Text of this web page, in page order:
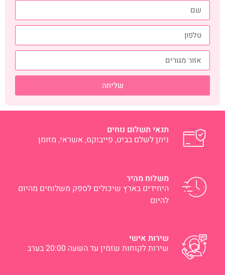
שליחה
תנאי תשלום נוחים
ניתן לשלם בביט, פייבוקס, אשראי, מזומן
משלוח מהיר
היחידים בארץ שיכולים לספק משלוחים מהיום
להיום
שירות אישי
שירות לקוחות שזמין עד השעה 20:00 בערב